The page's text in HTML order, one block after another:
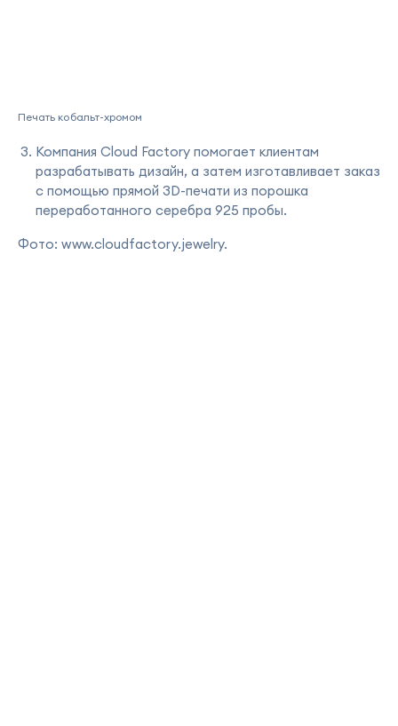
Печать кобальт-хромом
Компания Cloud Factory помогает клиентам
разрабатывать дизайн, а затем изготавливает заказ
с помощью прямой 3D-печати из порошка
переработанного серебра 925 пробы.
Фото: www.cloudfactory.jewelry.